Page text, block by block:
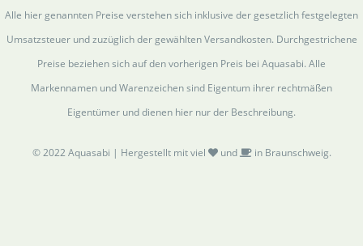
Alle hier genannten Preise verstehen sich inklusive der gesetzlich festgelegten
Umsatzsteuer und zuzüglich der gewählten Versandkosten. Durchgestrichene
Preise beziehen sich auf den vorherigen Preis bei Aquasabi. Alle
Markennamen und Warenzeichen sind Eigentum ihrer rechtmäßen
Eigentümer und dienen hier nur der Beschreibung.
© 2022 Aquasabi | Hergestellt mit viel und in Braunschweig.